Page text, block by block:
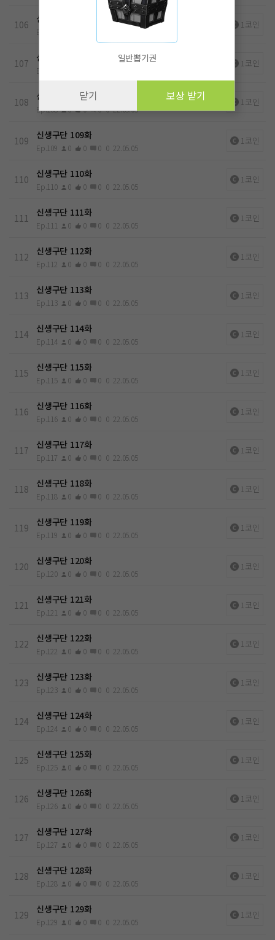
106 신생구단 106화
Ep.106
1코인
107 신생구단 107화
Ep.107
1코인
108 신생구단 108화
Ep.108 0 0 0 0 22.05.05
1코인
109 신생구단 109화
Ep.109 0 0 0 0 22.05.05
1코인
110 신생구단 110화
Ep.110 0 0 0 0 22.05.05
1코인
111 신생구단 111화
Ep.111 0 0 0 0 22.05.05
1코인
112 신생구단 112화
Ep.112 0 0 0 0 22.05.05
1코인
113 신생구단 113화
Ep.113 0 0 0 0 22.05.05
1코인
114 신생구단 114화
Ep.114 0 0 0 0 22.05.05
1코인
115 신생구단 115화
Ep.115 0 0 0 0 22.05.05
1코인
116 신생구단 116화
Ep.116 0 0 0 0 22.05.05
1코인
117 신생구단 117화
Ep.117 0 0 0 0 22.05.05
1코인
118 신생구단 118화
Ep.118 0 0 0 0 22.05.05
1코인
119 신생구단 119화
Ep.119 0 0 0 0 22.05.05
1코인
120 신생구단 120화
Ep.120 0 0 0 0 22.05.05
1코인
121 신생구단 121화
Ep.121 0 0 0 0 22.05.05
1코인
122 신생구단 122화
Ep.122 0 0 0 0 22.05.05
1코인
123 신생구단 123화
Ep.123 0 0 0 0 22.05.05
1코인
124 신생구단 124화
Ep.124 0 0 0 0 22.05.05
1코인
125 신생구단 125화
Ep.125 0 0 0 0 22.05.05
1코인
126 신생구단 126화
Ep.126 0 0 0 0 22.05.05
1코인
127 신생구단 127화
Ep.127 0 0 0 0 22.05.05
1코인
128 신생구단 128화
Ep.128 0 0 0 0 22.05.05
1코인
129 신생구단 129화
Ep.129 0 0 0 0 22.05.05
1코인
일반뽑기권
닫기 보상 받기